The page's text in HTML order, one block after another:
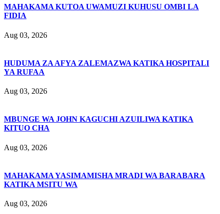
MAHAKAMA KUTOA UWAMUZI KUHUSU OMBI LA
FIDIA
Aug 03, 2026
HUDUMA ZA AFYA ZALEMAZWA KATIKA HOSPITALI
YA RUFAA
Aug 03, 2026
MBUNGE WA JOHN KAGUCHI AZUILIWA KATIKA
KITUO CHA
Aug 03, 2026
MAHAKAMA YASIMAMISHA MRADI WA BARABARA
KATIKA MSITU WA
Aug 03, 2026